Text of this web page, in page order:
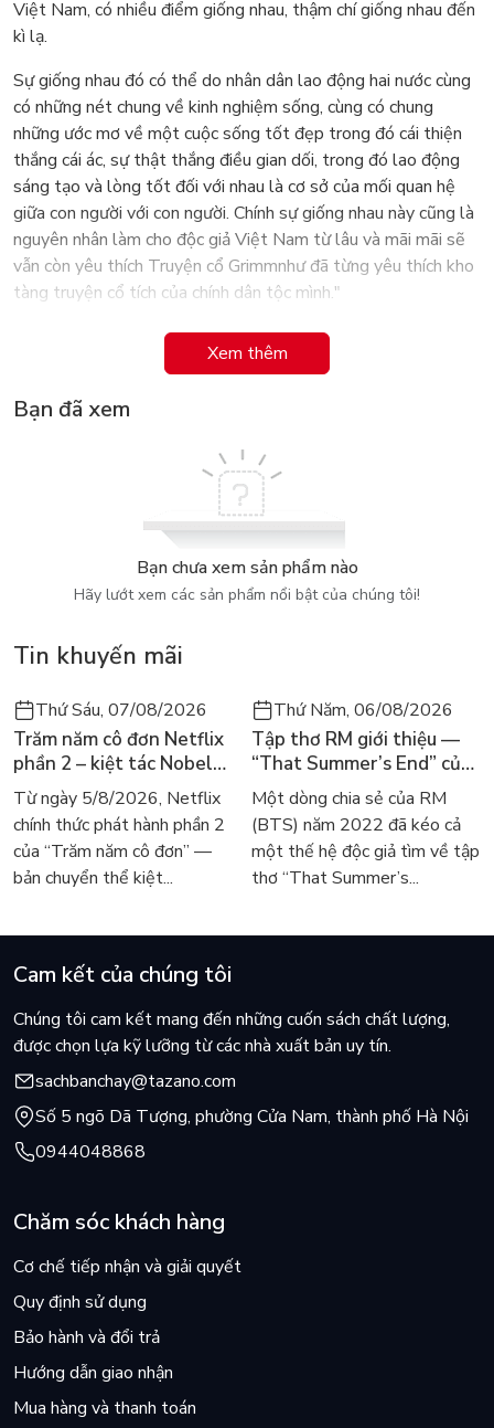
Việt Nam, có nhiều điểm giống nhau, thậm chí giống nhau đến
kì lạ.
Sự giống nhau đó có thể do nhân dân lao động hai nước cùng
có những nét chung về kinh nghiệm sống, cùng có chung
những ước mơ về một cuộc sống tốt đẹp trong đó cái thiện
thắng cái ác, sự thật thắng điều gian dối, trong đó lao động
sáng tạo và lòng tốt đối với nhau là cơ sở của mối quan hệ
giữa con người với con người. Chính sự giống nhau này cũng là
nguyên nhân làm cho độc giả Việt Nam từ lâu và mãi mãi sẽ
vẫn còn yêu thích Truyện cổ Grimmnhư đã từng yêu thích kho
tàng truyện cổ tích của chính dân tộc mình."
Xem thêm
Bạn đã xem
Bạn chưa xem sản phẩm nào
Hãy lướt xem các sản phẩm nổi bật của chúng tôi!
Tin khuyến mãi
Thứ Sáu, 07/08/2026
Trăm năm cô đơn Netflix
phần 2 – kiệt tác Nobel
trở lại màn ảnh, dòng
người tìm đọc lại García
Márquez
Từ ngày 5/8/2026, Netflix
chính thức phát hành phần 2
của “Trăm năm cô đơn” —
bản chuyển thể kiệt...
Thứ Năm, 06/08/2026
Tập thơ RM giới thiệu —
“That Summer’s End” của
Lee Seong-bok ra mắt bản
tiếng Anh sau 4 năm gây
sốt
Một dòng chia sẻ của RM
(BTS) năm 2022 đã kéo cả
một thế hệ độc giả tìm về tập
thơ “That Summer’s...
Cam kết của chúng tôi
Chúng tôi cam kết mang đến những cuốn sách chất lượng,
được chọn lựa kỹ lưỡng từ các nhà xuất bản uy tín.
sachbanchay@tazano.com
Số 5 ngõ Dã Tượng, phường Cửa Nam, thành phố Hà Nội
0944048868
Chăm sóc khách hàng
Cơ chế tiếp nhận và giải quyết
Quy định sử dụng
Bảo hành và đổi trả
Hướng dẫn giao nhận
Mua hàng và thanh toán